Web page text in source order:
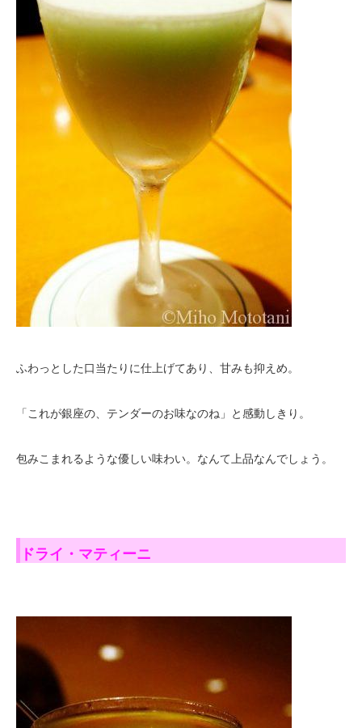
ふわっとした口当たりに仕上げてあり、甘みも抑えめ。
「これが銀座の、テンダーのお味なのね」と感動しきり。
包みこまれるような優しい味わい。なんて上品なんでしょう。
ドライ・マティーニ